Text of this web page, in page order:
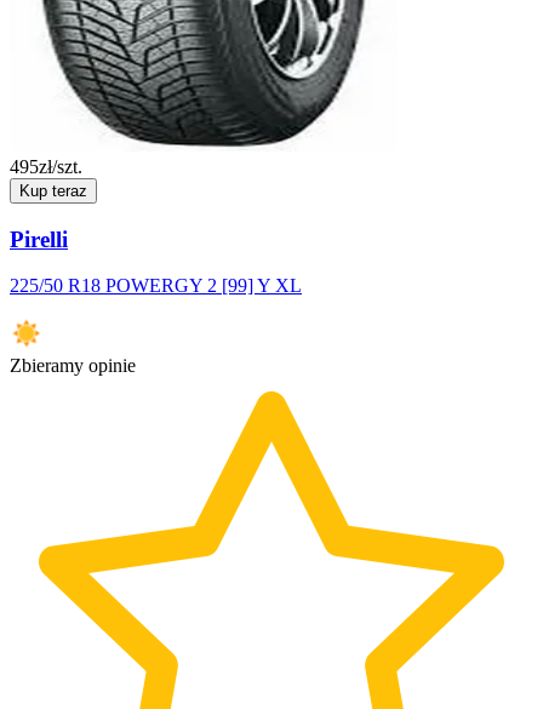
495zł/szt.
Kup teraz
Pirelli
225/50 R18 POWERGY 2 [99] Y XL
Zbieramy opinie